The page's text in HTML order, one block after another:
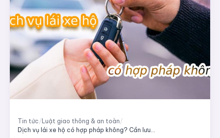
Tin tức / Luật giao thông & an toàn /